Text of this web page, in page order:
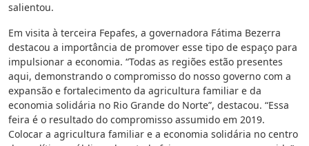
salientou.
Em visita à terceira Fepafes, a governadora Fátima Bezerra
destacou a importância de promover esse tipo de espaço para
impulsionar a economia. “Todas as regiões estão presentes
aqui, demonstrando o compromisso do nosso governo com a
expansão e fortalecimento da agricultura familiar e da
economia solidária no Rio Grande do Norte”, destacou. “Essa
feira é o resultado do compromisso assumido em 2019.
Colocar a agricultura familiar e a economia solidária no centro